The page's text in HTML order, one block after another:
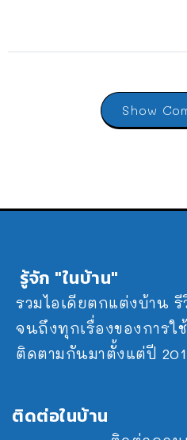
Show
รู้จัก "ในบ้าน"
รวมไอเดียตกแต่งบ้าน
จนถึงทุกเรื่องของการ
ติดตามกันมาตั้งแต่ปี
ติดต่อในบ้าน